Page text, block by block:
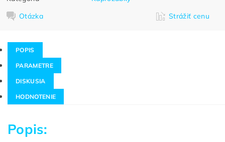
Otázka
Strážiť cenu
POPIS
PARAMETRE
DISKUSIA
HODNOTENIE
Popis: